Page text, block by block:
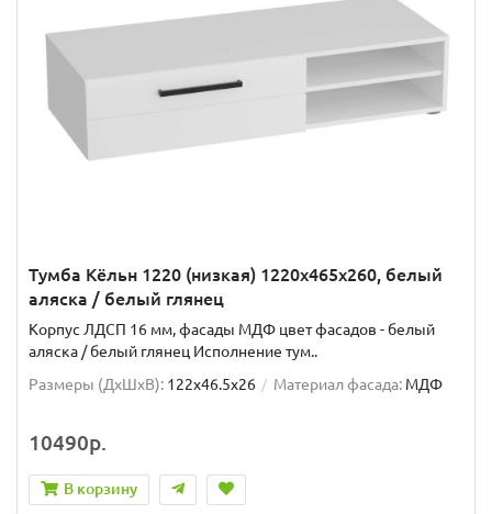
Тумба Кёльн 1220 (низкая) 1220x465x260, белый
аляска / белый глянец
Корпус ЛДСП 16 мм, фасады МДФ цвет фасадов - белый
аляска / белый глянец Исполнение тум..
Размеры (ДхШxВ): 122x46.5x26 Материал фасада: МДФ
10490р.
В корзину